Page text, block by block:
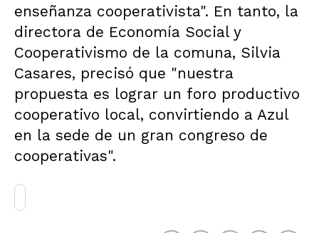
enseñanza cooperativista". En tanto, la
directora de Economía Social y
Cooperativismo de la comuna, Silvia
Casares, precisó que "nuestra
propuesta es lograr un foro productivo
cooperativo local, convirtiendo a Azul
en la sede de un gran congreso de
cooperativas".